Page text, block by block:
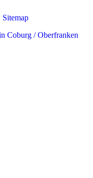
Sitemap
Coburg / Oberfranken